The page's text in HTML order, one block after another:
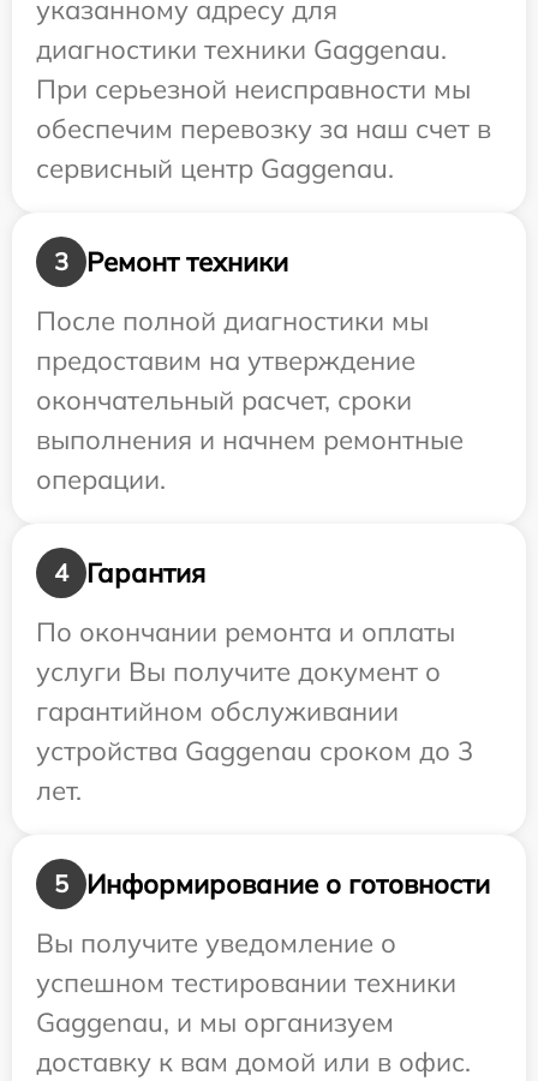
указанному адресу для
диагностики техники Gaggenau.
При серьезной неисправности мы
обеспечим перевозку за наш счет в
сервисный центр Gaggenau.
3
Ремонт техники
После полной диагностики мы
предоставим на утверждение
окончательный расчет, сроки
выполнения и начнем ремонтные
операции.
4
Гарантия
По окончании ремонта и оплаты
услуги Вы получите документ о
гарантийном обслуживании
устройства Gaggenau сроком до 3
лет.
5
Информирование о готовности
Вы получите уведомление о
успешном тестировании техники
Gaggenau, и мы организуем
доставку к вам домой или в офис.